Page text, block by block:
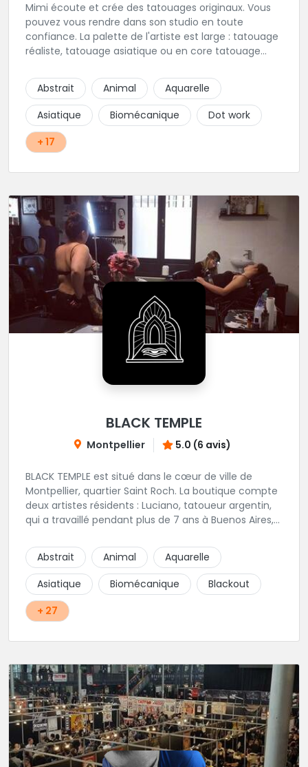
Mimi écoute et crée des tatouages originaux. Vous
pouvez vous rendre dans son studio en toute
confiance. La palette de l'artiste est large : tatouage
réaliste, tatouage asiatique ou en core tatouage
construire un projet qui vous ressemble.
Abstrait Animal
Aquarelle
Asiatique
Biomécanique
Dot work
+ 17
BLACK TEMPLE
Montpellier 5.0 (6 avis)
BLACK TEMPLE est situé dans le cœur de ville de
Montpellier, quartier Saint Roch. La boutique compte
deux artistes résidents : Luciano, tatoueur argentin,
qui a travaillé pendant plus de 7 ans à Buenos Aires,
qui a travaillé dans plusieurs boutiques de la ville
avant de rejoindre notre équipe. La boutique
accueille plusieurs artistes tatoueurs en tant que
guests tout au long de l'année afin de proposer
d'autres styles.
Abstrait Animal
Aquarelle
Asiatique
Biomécanique
Blackout
+ 27